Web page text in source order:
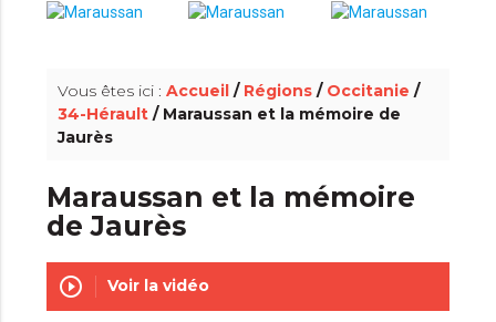
Vous êtes ici :Accueil / Régions / Occitanie /
34-Hérault / Maraussan et la mémoire de
Jaurès
Maraussan et la mémoire
de Jaurès
play_circle_outline Voir la vidéo